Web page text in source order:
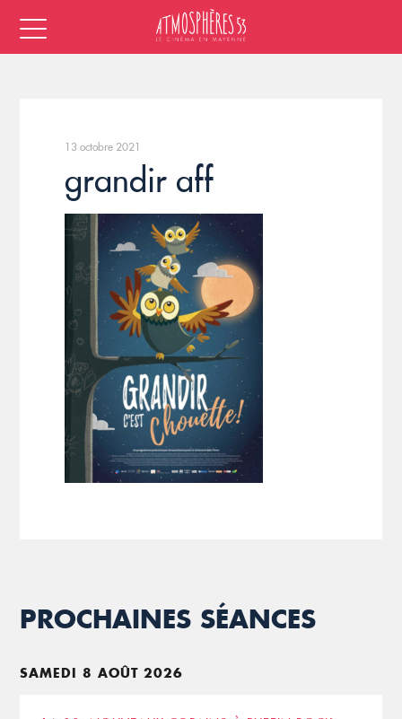
13 octobre 2021
grandir aff
PROCHAINES SÉANCES
SAMEDI 8 AOÛT 2026